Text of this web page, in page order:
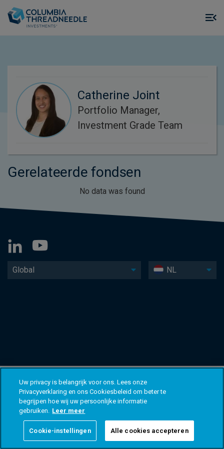
Catherine Joint
Portfolio Manager,
Investment Grade Team
Gerelateerde fondsen
No data was found
Global NL
Uw privacy is belangrijk voor ons. Lees onze
Privacyverklaring en ons Cookiesbeleid om beter te
begrijpen hoe wij uw persoonlijke informatie
gebruiken. Leer meer
Cookie-instellingen Alle cookies accepteren